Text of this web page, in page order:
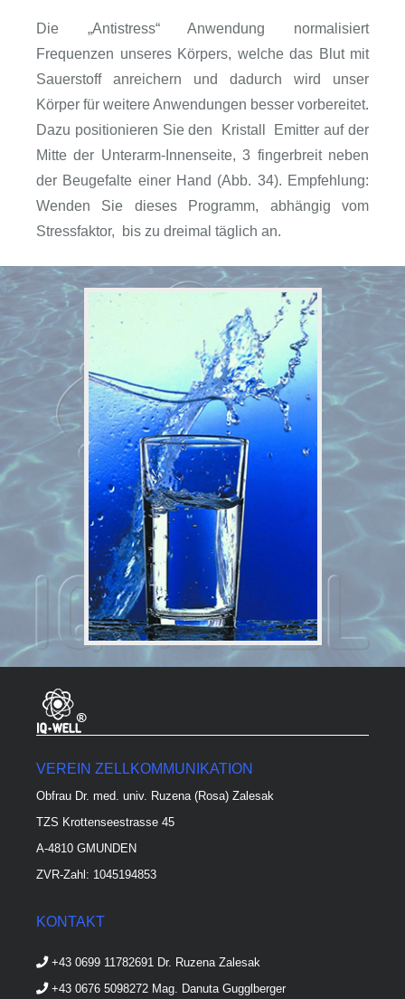
Die „Antistress“ Anwendung normalisiert
Frequenzen unseres Körpers, welche das Blut mit
Sauerstoff anreichern und dadurch wird unser
Körper für weitere Anwendungen besser vorbereitet.
Dazu positionieren Sie den Kristall Emitter auf der
Mitte der Unterarm-Innenseite, 3 fingerbreit neben
der Beugefalte einer Hand (Abb. 34). Empfehlung:
Wenden Sie dieses Programm, abhängig vom
Stressfaktor, bis zu dreimal täglich an.
VEREIN ZELLKOMMUNIKATION
Obfrau Dr. med. univ. Ruzena (Rosa) Zalesak
TZS Krottenseestrasse 45
A-4810 GMUNDEN
ZVR-Zahl: 1045194853
KONTAKT
+43 0699 11782691 Dr. Ruzena Zalesak
+43 0676 5098272 Mag. Danuta Gugglberger